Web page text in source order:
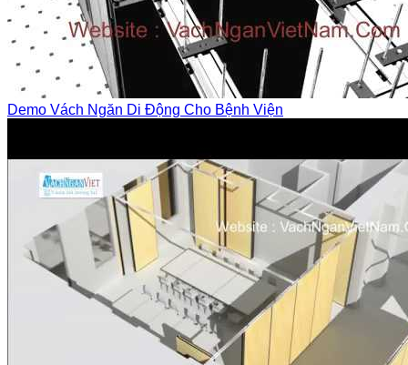
Demo Vách Ngăn Di Động Cho Bệnh Viện